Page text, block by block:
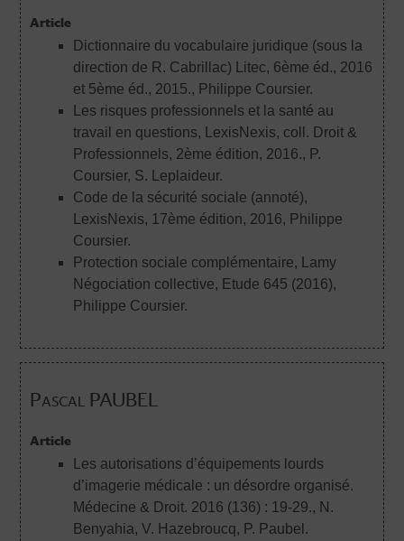
Article
Dictionnaire du vocabulaire juridique (sous la
direction de R. Cabrillac) Litec, 6ème éd., 2016
et 5ème éd., 2015., Philippe Coursier.
Les risques professionnels et la santé au
travail en questions, LexisNexis, coll. Droit &
Professionnels, 2ème édition, 2016., P.
Coursier, S. Leplaideur.
Code de la sécurité sociale (annoté),
LexisNexis, 17ème édition, 2016, Philippe
Coursier.
Protection sociale complémentaire, Lamy
Négociation collective, Etude 645 (2016),
Philippe Coursier.
Pascal PAUBEL
Article
Les autorisations d’équipements lourds
d’imagerie médicale : un désordre organisé.
Médecine & Droit. 2016 (136) : 19-29., N.
Benyahia, V. Hazebroucq, P. Paubel.